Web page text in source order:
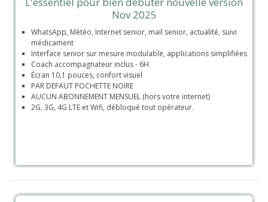
Nov 2025
WhatsApp, Météo, Internet senior, mail senior, actualité, suivi
médicament
Interface senior sur mesure modulable, applications simplifiées
Coach accompagnateur inclus - 6H
Écran 10,1 pouces, confort visuel
PAR DEFAUT POCHETTE NOIRE
AUCUN ABONNEMENT MENSUEL (hors votre internet)
2G, 3G, 4G LTE et Wifi, débloqué tout opérateur.